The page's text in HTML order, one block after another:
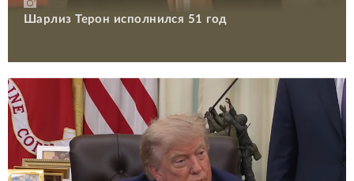
Шарлиз Терон исполнился 51 год